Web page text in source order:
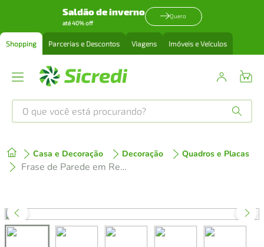
Saldão de inverno
até 40% off
Quero
Shopping Parcerias e Descontos Viagens Imóveis e Veículos
O que você está procurando?
Casa e Decoração Decoração Quadros e Placas
Frase de Parede em Relevo Home Sweet Home 120x117 Branco
1º tenis
perfume